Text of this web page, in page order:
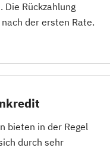
Die Rückzahlung
der ersten Rate.
bieten in der Regel
durch sehr